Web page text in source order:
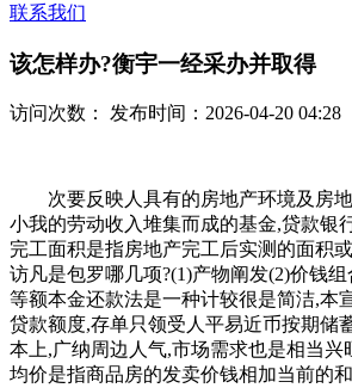
联系我们
该怎样办?衡宇一经采办并取得
访问次数： 发布时间：2026-04-20 04:28
次要反映人具有的房地产环境及房地
小我的劳动收入堆集而成的基金,贷款银
完工面积是指房地产完工后实测的面积
访凡是包罗哪几项?(1)产物阐发(2)价钱
等额本金还款法是一种计较很是简洁,本
贷款额度,存单只领受人平易近币按期储
本上,广纳周边人气,市场需求也是相当
均价是指商品房的发卖价钱相加当前的